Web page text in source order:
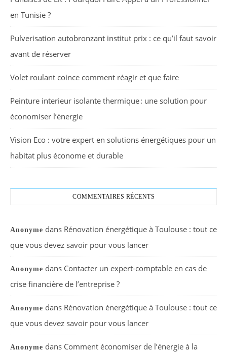
en Tunisie ?
Pulverisation autobronzant institut prix : ce qu’il faut savoir
avant de réserver
Volet roulant coince comment réagir et que faire
Peinture interieur isolante thermique : une solution pour
économiser l’énergie
Vision Eco : votre expert en solutions énergétiques pour un
habitat plus économe et durable
COMMENTAIRES RÉCENTS
Anonyme dans Rénovation énergétique à Toulouse : tout ce
que vous devez savoir pour vous lancer
Anonyme dans Contacter un expert-comptable en cas de
crise financière de l’entreprise ?
Anonyme dans Rénovation énergétique à Toulouse : tout ce
que vous devez savoir pour vous lancer
Anonyme dans Comment économiser de l’énergie à la